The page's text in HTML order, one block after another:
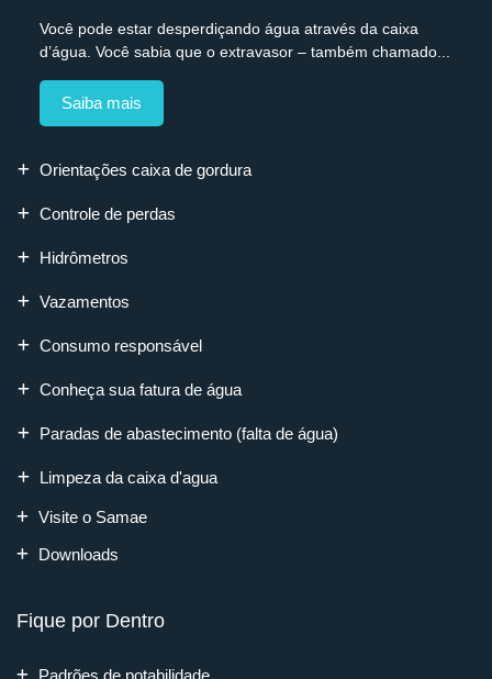
Você pode estar desperdiçando água através da caixa
d’água. Você sabia que o extravasor – também chamado...
Saiba mais
Orientações caixa de gordura
Controle de perdas
Hidrômetros
Vazamentos
Consumo responsável
Conheça sua fatura de água
Paradas de abastecimento (falta de água)
Limpeza da caixa d'agua
Visite o Samae
Downloads
Fique por Dentro
Padrões de potabilidade